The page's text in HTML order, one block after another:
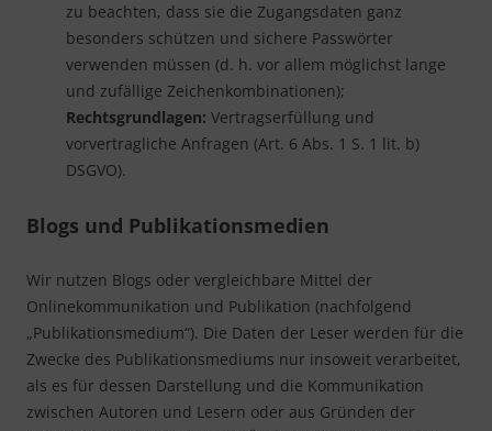
zu beachten, dass sie die Zugangsdaten ganz
besonders schützen und sichere Passwörter
verwenden müssen (d. h. vor allem möglichst lange
und zufällige Zeichenkombinationen);
Rechtsgrundlagen: Vertragserfüllung und
vorvertragliche Anfragen (Art. 6 Abs. 1 S. 1 lit. b)
DSGVO).
Blogs und Publikationsmedien
Wir nutzen Blogs oder vergleichbare Mittel der
Onlinekommunikation und Publikation (nachfolgend
„Publikationsmedium“). Die Daten der Leser werden für die
Zwecke des Publikationsmediums nur insoweit verarbeitet,
als es für dessen Darstellung und die Kommunikation
zwischen Autoren und Lesern oder aus Gründen der